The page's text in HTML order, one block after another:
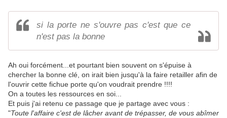
si la porte ne s'ouvre pas c'est que ce
n'est pas la bonne
Ah oui forcément...et pourtant bien souvent on s'épuise à
chercher la bonne clé, on irait bien jusqu'à la faire retailler afin de
l'ouvrir cette fichue porte qu'on voudrait prendre !!!!
On a toutes les ressources en soi...
Et puis j'ai retenu ce passage que je partage avec vous :
"Toute l'affaire c'est de lâcher avant de trépasser, de vous abîmer